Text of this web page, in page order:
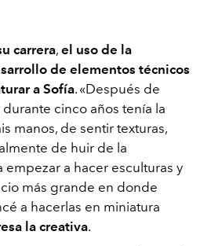
carrera, el uso de la
de elementos técnicos
a Sofía. «Después de
cinco años tenía la
manos, de sentir texturas,
de huir de la
a hacer esculturas y
más grande en donde
a hacerlas en miniatura
la creativa.